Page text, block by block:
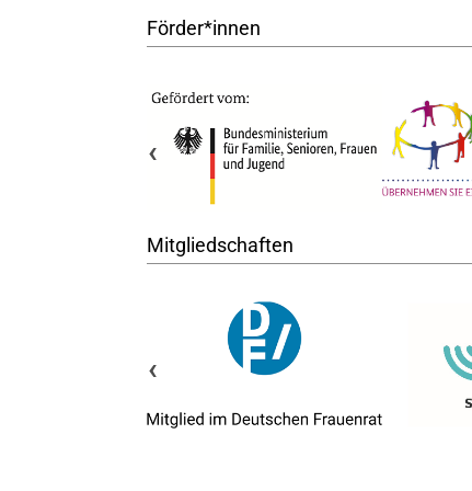
Förder*innen
‹
Mitgliedschaften
‹